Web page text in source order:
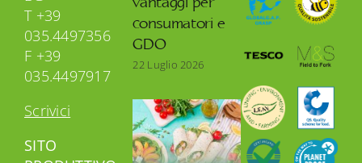
T +39
035.4497356
F +39
035.4497917
Scrivici
SITO
consumatori e
GDO
22 Luglio 2026